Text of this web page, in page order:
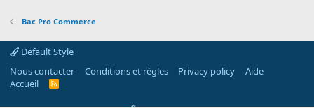
Bac Pro Commerce
Default Style
Nous contacter
Conditions et règles Privacy policy
Aide
Accueil
R